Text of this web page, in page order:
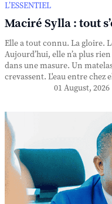
L’ESSENTIEL
Maciré Sylla : tout
Elle a tout connu. La gloire.
Aujourd’hui, elle n’a plus
dans une masure. Un
crevassent. L'eau entre chez
01 August, 2026